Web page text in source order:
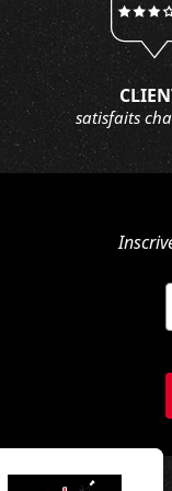
satisfaits